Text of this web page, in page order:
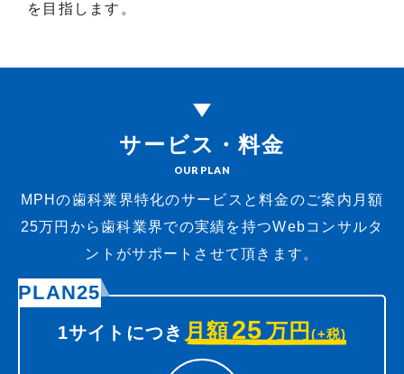
を目指します。
サービス・料金
OUR PLAN
MPHの歯科業界特化のサービスと料金のご案内 月額
25万円から歯科業界での実績を持つWebコンサルタ
ントがサポートさせて頂きます。
PLAN25
1サイトにつき 月額25万円(+税)